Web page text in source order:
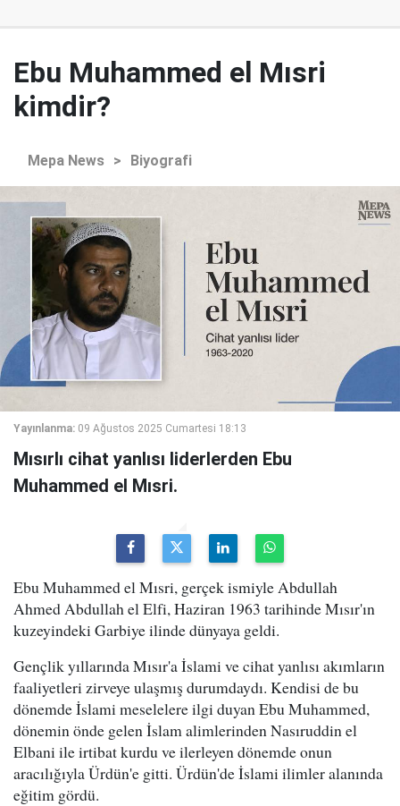
Ebu Muhammed el Mısri
kimdir?
Mepa News > Biyografi
Yayınlanma: 09 Ağustos 2025 Cumartesi 18:13
Mısırlı cihat yanlısı liderlerden Ebu
Muhammed el Mısri.
Ebu Muhammed el Mısri, gerçek ismiyle Abdullah
Ahmed Abdullah el Elfi, Haziran 1963 tarihinde Mısır'ın
kuzeyindeki Garbiye ilinde dünyaya geldi.
Gençlik yıllarında Mısır'a İslami ve cihat yanlısı akımların
faaliyetleri zirveye ulaşmış durumdaydı. Kendisi de bu
dönemde İslami meselelere ilgi duyan Ebu Muhammed,
dönemin önde gelen İslam alimlerinden Nasıruddin el
Elbani ile irtibat kurdu ve ilerleyen dönemde onun
aracılığıyla Ürdün'e gitti. Ürdün'de İslami ilimler alanında
eğitim gördü.